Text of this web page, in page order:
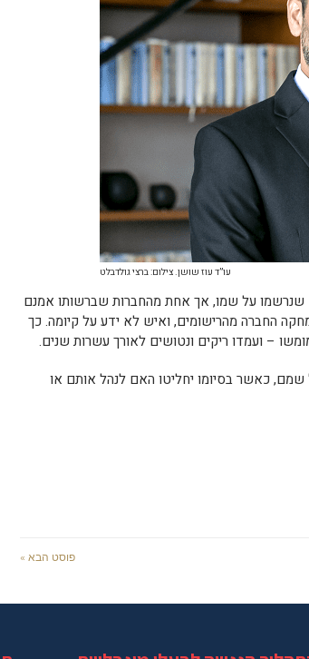
עו”ד עוז שושן. צילום: ברצי גולדבלט
שנרשמו על שמו, אך אחת מהחברות שברשותו אמנם
החברה מהרישומים, ואיש לא ידע על קיומה. כך
– ועמדו ריקים ונטושים לאורך עשרות שנים.
שמם, כאשר בסיומו יחליטו האם לנהל אותם או
פוסט הבא »